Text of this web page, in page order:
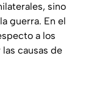
sino
guerra. En el
a los
causas de